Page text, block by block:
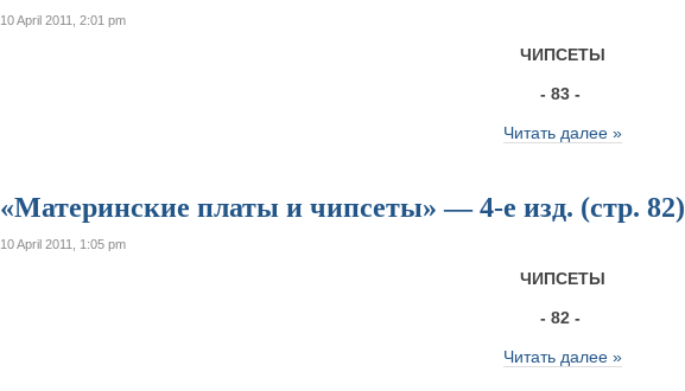
10 April 2011, 2:01 pm
ЧИПСЕТЫ
- 83 -
Читать далее »
«Материнские платы и чипсеты» — 4-е изд. (стр. 82)
10 April 2011, 1:05 pm
ЧИПСЕТЫ
- 82 -
Читать далее »